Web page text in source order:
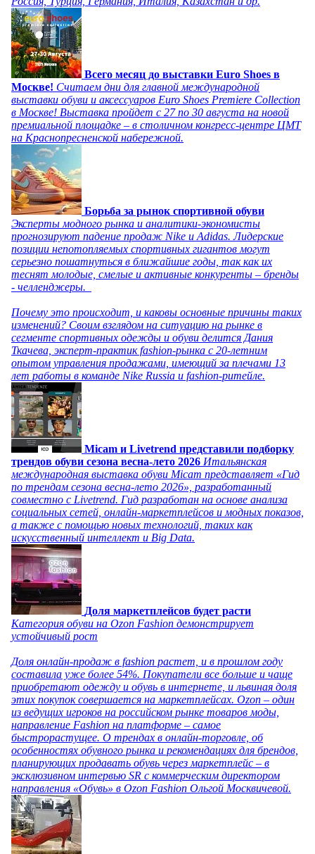
Всего месяц до выставки Euro Shoes в
Москве! Считаем дни для главной международной
выставки обуви и аксессуаров Euro Shoes Premiere Collection
в Москве! Выставка пройдет с 27 по 30 августа на новой
премиальной площадке – в столичном конгресс-центре ЦМТ
на Краснопресненской набережной.
Борьба за рынок спортивной обуви
Эксперты модного рынка и аналитики-экономисты
прогнозируют падение продаж Nike и Adidas. Лидерские
позиции непотопляемых спортивных гигантов могут
серьезно пошатнуться в ближайшие годы, так как их
теснят молодые, смелые и активные конкуренты – бренды
- челленджеры.
Почему это происходит, и каковы основные причины таких
изменений? Своим взглядом на ситуацию на рынке в
сегменте спортивных одежды и обуви делится Дания
Ткачева, эксперт-практик fashion-рынка с 20-летним
опытом управления продажами, имеющий за плечами 13
лет работы в команде Nike Russia и fashion-ритейле.
Micam и Livetrend представили подборку
трендов обуви сезона весна-лето 2026 Итальянская
международная выставка обуви Micam представляет «Гид
по трендам сезона весна-лето 2026», разработанный
совместно с Livetrend. Гид разработан на основе анализа
социальных сетей, онлайн-маркетплейсов и модных показов,
а также с помощью новых технологий, таких как
искусственный интеллект и Big Data.
Доля маркетплейсов будет расти
Категория обуви на Ozon Fashion демонстрирует
устойчивый рост
Доля онлайн-продаж в fashion растет, и в прошлом году
составила уже более 54%. Покупатели все больше и чаще
приобретают одежду и обувь в интернете, и львиная доля
этих покупок совершается на маркетплейсах. Ozon – один
из ведущих игроков на российском рынке товаров моды,
направление Fashion на платформе – самое
быстрорастущее. О трендах в онлайн-торговле, об
особенностях обувного рынка и рекомендациях для брендов,
планирующих продавать обувь через маркетплейс – в
эксклюзивном интервью SR с коммерческим директором
направления «Обувь» в Ozon Fashion Ольгой Москвичевой.